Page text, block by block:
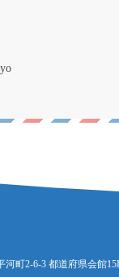
河町2-6-3 都道府県会館